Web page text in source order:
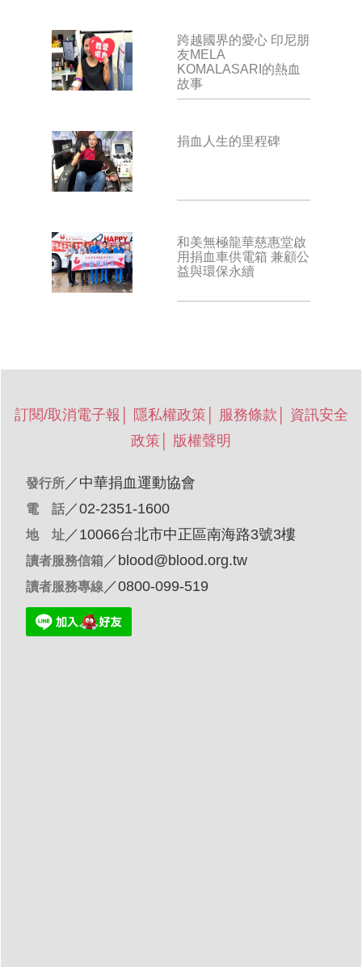
跨越國界的愛心 印尼朋
友MELA
KOMALASARI的熱血
故事
捐血人生的里程碑
和美無極龍華慈惠堂啟
用捐血車供電箱 兼顧公
益與環保永續
訂閱/取消電子報 隱私權政策 服務條款
資訊安全
政策
版權聲明
發行所 ／ 中華捐血運動協會
電 話 ／02-2351-1600
地 址 ／10066台北市中正區南海路3號3樓
讀者服務信箱 ／ blood@blood.org.tw
讀者服務專線 ／0800-099-519